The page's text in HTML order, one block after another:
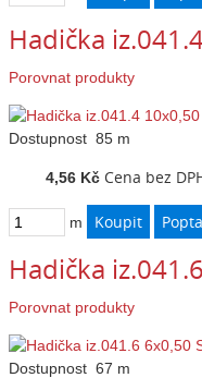
Hadička
Porovnat produkty
Dostupnost 85 m
4,56 Kč Cena bez
m
Hadička
Porovnat produkty
Dostupnost 67 m